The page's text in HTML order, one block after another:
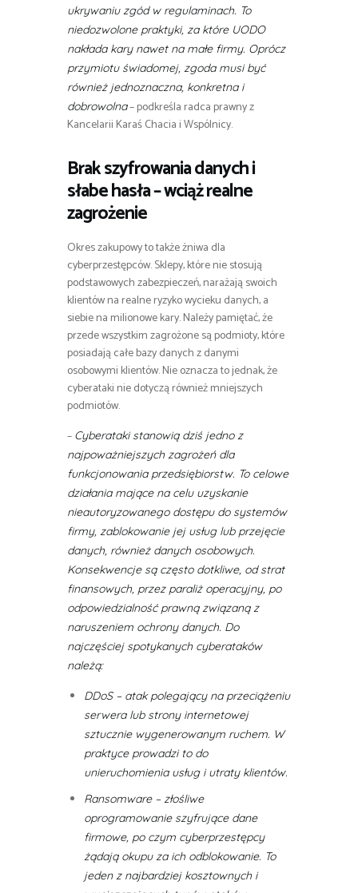
ukrywaniu zgód w regulaminach. To
niedozwolone praktyki, za które UODO
nakłada kary nawet na małe firmy. Oprócz
przymiotu świadomej, zgoda musi być
również jednoznaczna, konkretna i
dobrowolna– podkreśla radca prawny z
Kancelarii Karaś Chacia i Wspólnicy.
Brak szyfrowania danych i
słabe hasła – wciąż realne
zagrożenie
Okres zakupowy to także żniwa dla
cyberprzestępców. Sklepy, które nie stosują
podstawowych zabezpieczeń, narażają swoich
klientów na realne ryzyko wycieku danych, a
siebie na milionowe kary. Należy pamiętać, że
przede wszystkim zagrożone są podmioty, które
posiadają całe bazy danych z danymi
osobowymi klientów. Nie oznacza to jednak, że
cyberataki nie dotyczą również mniejszych
podmiotów.
– Cyberataki stanowią dziś jedno z
najpoważniejszych zagrożeń dla
funkcjonowania przedsiębiorstw. To celowe
działania mające na celu uzyskanie
nieautoryzowanego dostępu do systemów
firmy, zablokowanie jej usług lub przejęcie
danych, również danych osobowych.
Konsekwencje są często dotkliwe, od strat
finansowych, przez paraliż operacyjny, po
odpowiedzialność prawną związaną z
naruszeniem ochrony danych. Do
najczęściej spotykanych cyberataków
należą:
DDoS – atak polegający na przeciążeniu
serwera lub strony internetowej
sztucznie wygenerowanym ruchem. W
praktyce prowadzi to do
unieruchomienia usług i utraty klientów.
Ransomware – złośliwe
oprogramowanie szyfrujące dane
firmowe, po czym cyberprzestępcy
żądają okupu za ich odblokowanie. To
jeden z najbardziej kosztownych i